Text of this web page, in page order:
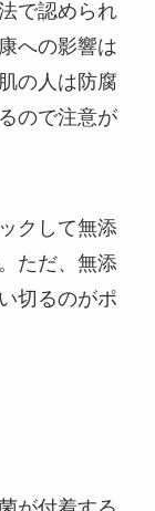
で認められ
への影響は
の人は防腐
ので注意が
クして無添
ただ、無添
切るのがポ